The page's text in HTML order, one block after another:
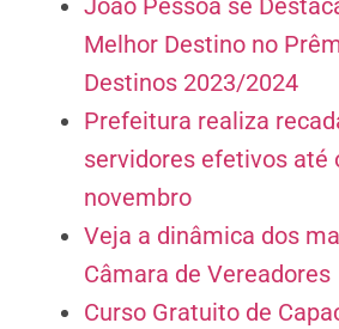
João Pessoa se
Melhor Destino no
Destinos 2023/2024
Prefeitura realiza
servidores efetivos até
novembro
Veja a dinâmica dos
Câmara de Vereadores
Curso Gratuito de